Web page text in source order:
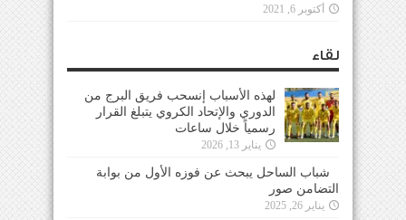
أكتوبر 6, 2021
لقاء
لهذه الأسباب إنسحب فريق البرج من
الدوري والإتحاد الكروي يتبلغ القرار
رسمياً خلال ساعات
يناير 13, 2026
شباب الساحل يبحث عن فوزه الأول من بوابة
التضامن صور
يناير 26, 2025